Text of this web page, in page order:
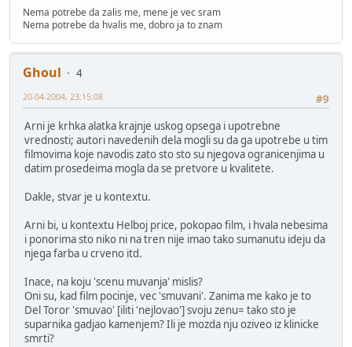
Nema potrebe da zalis me, mene je vec sram
Nema potrebe da hvalis me, dobro ja to znam
Ghoul
4
#9
20-04-2004, 23:15:08
Arni je krhka alatka krajnje uskog opsega i upotrebne
vrednosti; autori navedenih dela mogli su da ga upotrebe u tim
filmovima koje navodis zato sto sto su njegova ogranicenjima u
datim prosedeima mogla da se pretvore u kvalitete.
Dakle, stvar je u kontextu.
Arni bi, u kontextu Helboj price, pokopao film, i hvala nebesima
i ponorima sto niko ni na tren nije imao tako sumanutu ideju da
njega farba u crveno itd.
Inace, na koju 'scenu muvanja' mislis?
Oni su, kad film pocinje, vec 'smuvani'. Zanima me kako je to
Del Toror 'smuvao' [iliti 'nejlovao'] svoju zenu= tako sto je
suparnika gadjao kamenjem? Ili je mozda nju oziveo iz klinicke
smrti?